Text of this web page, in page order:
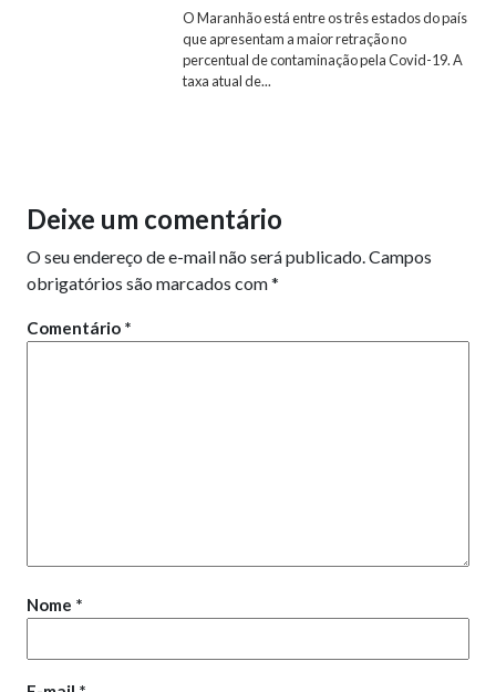
O Maranhão está entre os três estados do país
que apresentam a maior retração no
percentual de contaminação pela Covid-19. A
taxa atual de...
Deixe um comentário
O seu endereço de e-mail não será publicado.Campos
obrigatórios são marcados com*
Comentário *
Nome *